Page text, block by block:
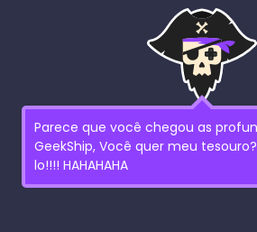
Parece que você chegou as
GeekShip, Você quer meu
lo!!!! HAHAHAHA